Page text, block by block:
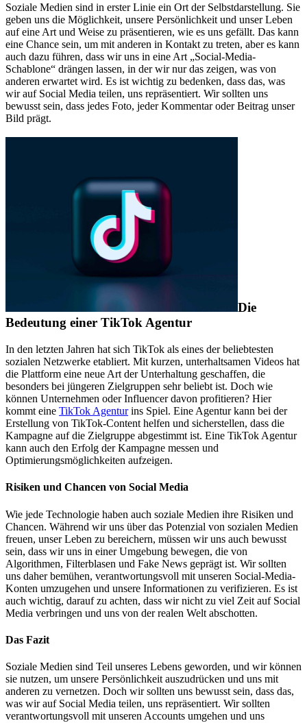
Soziale Medien sind in erster Linie ein Ort der Selbstdarstellung. Sie
geben uns die Möglichkeit, unsere Persönlichkeit und unser Leben
auf eine Art und Weise zu präsentieren, wie es uns gefällt. Das kann
eine Chance sein, um mit anderen in Kontakt zu treten, aber es kann
auch dazu führen, dass wir uns in eine Art „Social-Media-
Schablone“ drängen lassen, in der wir nur das zeigen, was von
anderen erwartet wird. Es ist wichtig zu bedenken, dass das, was
wir auf Social Media teilen, uns repräsentiert. Wir sollten uns
bewusst sein, dass jedes Foto, jeder Kommentar oder Beitrag unser
Bild prägt.
Die
Bedeutung einer TikTok Agentur
In den letzten Jahren hat sich TikTok als eines der beliebtesten
sozialen Netzwerke etabliert. Mit kurzen, unterhaltsamen Videos hat
die Plattform eine neue Art der Unterhaltung geschaffen, die
besonders bei jüngeren Zielgruppen sehr beliebt ist. Doch wie
können Unternehmen oder Influencer davon profitieren? Hier
kommt eine TikTok Agenturins Spiel. Eine Agentur kann bei der
Erstellung von TikTok-Content helfen und sicherstellen, dass die
Kampagne auf die Zielgruppe abgestimmt ist. Eine TikTok Agentur
kann auch den Erfolg der Kampagne messen und
Optimierungsmöglichkeiten aufzeigen.
Risiken und Chancen von Social Media
Wie jede Technologie haben auch soziale Medien ihre Risiken und
Chancen. Während wir uns über das Potenzial von sozialen Medien
freuen, unser Leben zu bereichern, müssen wir uns auch bewusst
sein, dass wir uns in einer Umgebung bewegen, die von
Algorithmen, Filterblasen und Fake News geprägt ist. Wir sollten
uns daher bemühen, verantwortungsvoll mit unseren Social-Media-
Konten umzugehen und unsere Informationen zu verifizieren. Es ist
auch wichtig, darauf zu achten, dass wir nicht zu viel Zeit auf Social
Media verbringen und uns von der realen Welt abschotten.
Das Fazit
Soziale Medien sind Teil unseres Lebens geworden, und wir können
sie nutzen, um unsere Persönlichkeit auszudrücken und uns mit
anderen zu vernetzen. Doch wir sollten uns bewusst sein, dass das,
was wir auf Social Media teilen, uns repräsentiert. Wir sollten
verantwortungsvoll mit unseren Accounts umgehen und uns